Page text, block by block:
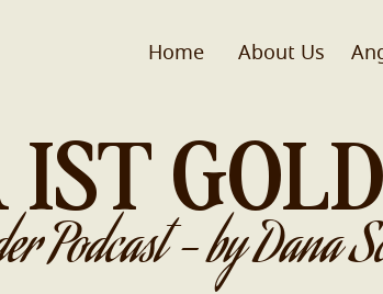
Home About Us
IST
Podcast - by Dana